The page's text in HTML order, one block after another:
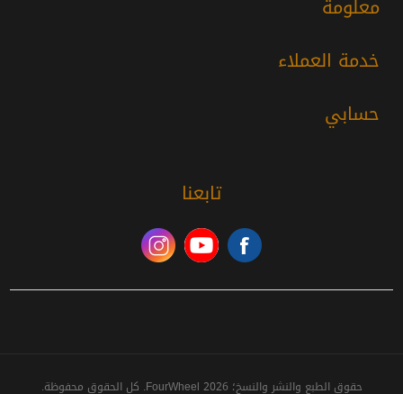
معلومة
خدمة العملاء
حسابي
تابعنا
حقوق الطبع والنشر والنسخ؛ 2026 FourWheel. كل الحقوق محفوظة.